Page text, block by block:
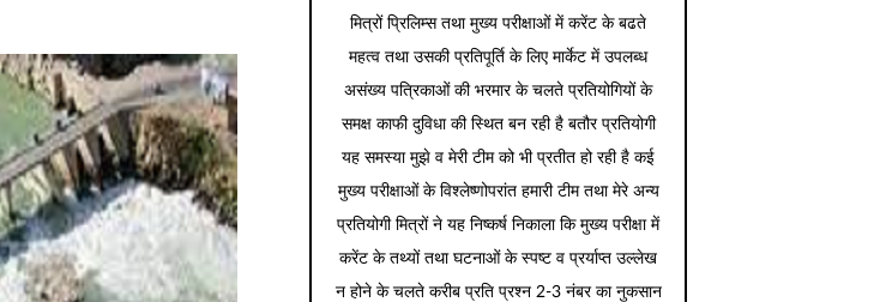
मित्रों प्रिलिम्स तथा मुख्य परीक्षाओं में करेंट के बढते
महत्व तथा उसकी प्रतिपूर्ति के लिए मार्केट में उपलब्ध
असंख्य पत्रिकाओं की भरमार के चलते प्रतियोगियों के
समक्ष काफी दुविधा की स्थित बन रही है बतौर प्रतियोगी
यह समस्या मुझे व मेरी टीम को भी प्रतीत हो रही है कई
मुख्य परीक्षाओं के विश्लेष्णोपरांत हमारी टीम तथा मेरे अन्य
प्रतियोगी मित्रों ने यह निष्कर्ष निकाला कि मुख्य परीक्षा में
करेंट के तथ्यों तथा घटनाओं के स्पष्ट व प्रर्याप्त उल्लेख
न होने के चलते करीब प्रति प्रश्न 2-3 नंबर का नुकसान